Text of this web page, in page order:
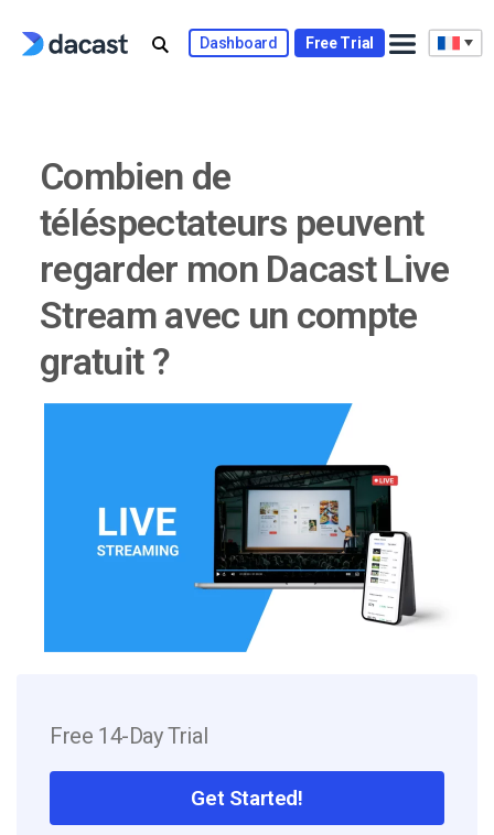
Dashboard Free Trial
Combien de
téléspectateurs peuvent
regarder mon Dacast Live
Stream avec un compte
gratuit ?
Free 14-Day Trial
Get Started!